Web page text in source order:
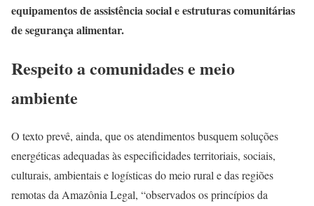
equipamentos de assistência social e estruturas comunitárias
de segurança alimentar.
Respeito a comunidades e meio
ambiente
O texto prevê, ainda, que os atendimentos busquem soluções
energéticas adequadas às especificidades territoriais, sociais,
culturais, ambientais e logísticas do meio rural e das regiões
remotas da Amazônia Legal, “observados os princípios da